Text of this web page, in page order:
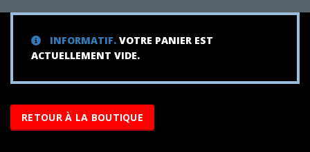
INFORMATIF. VOTRE PANIER EST
ACTUELLEMENT VIDE.
RETOUR À LA BOUTIQUE